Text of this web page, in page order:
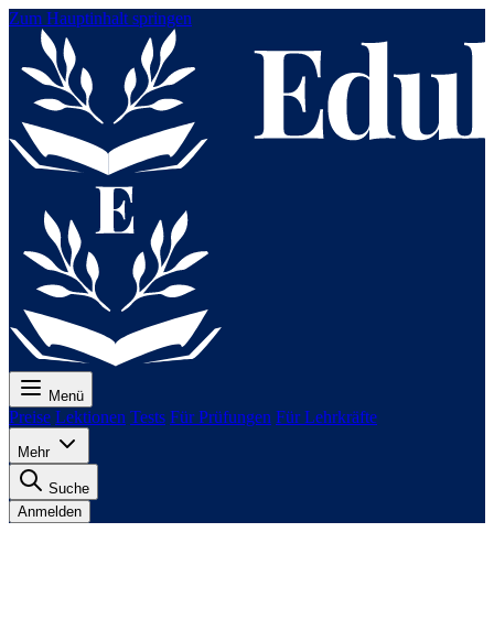
Zum Hauptinhalt springen
Menü
Preise Lektionen Tests Für Prüfungen Für Lehrkräfte
Mehr
Suche
Anmelden